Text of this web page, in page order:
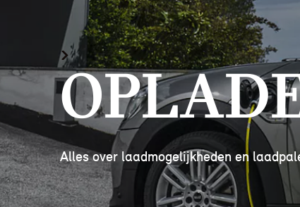
ELEKTRISCH
MINI COOPER ELECTRIC
MINI ACEMAN ELECTRIC
MINI COUNTRYMAN ELECTRIC
JOHN COOPER WORKS
ELECTRIC
Alles over laadmogelijkheden en